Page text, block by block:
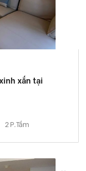
xắn tại
2 P.Tắm